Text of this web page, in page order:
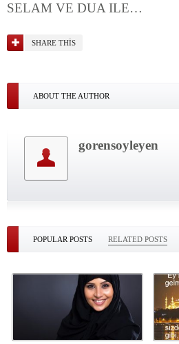
SELAM VE DUA ILE…
SHARE THIS
ABOUT THE AUTHOR
gorensoyleyen
POPULAR POSTS RELATED POSTS